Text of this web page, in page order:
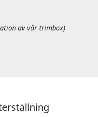
av vår trimbox)